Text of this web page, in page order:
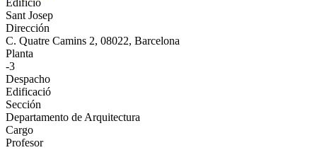
Edificio
Sant Josep
Dirección
C. Quatre Camins 2, 08022, Barcelona
Planta
-3
Despacho
Edificació
Sección
Departamento de Arquitectura
Cargo
Profesor